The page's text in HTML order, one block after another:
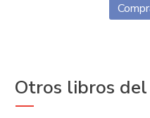
Otros libros